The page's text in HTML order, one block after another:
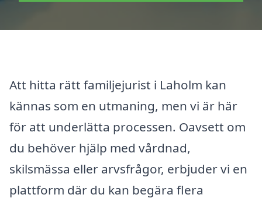
Att hitta rätt familjejurist i Laholm kan
kännas som en utmaning, men vi är här
för att underlätta processen. Oavsett om
du behöver hjälp med vårdnad,
skilsmässa eller arvsfrågor, erbjuder vi en
plattform där du kan begära flera